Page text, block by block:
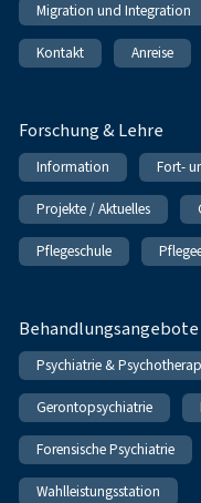
Migration und Integration
Kontakt Anreise
Forschung & Lehre
Information Fort-
Projekte / Aktuelles
Pflegeschule
Psychiatrie &
Gerontopsychiatrie
Forensische Psychiatrie
Wahlleistungsstation